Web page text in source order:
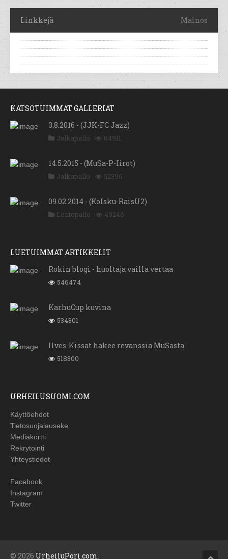
Linkkejä Mainos
KATSOTUIMMAT GALLERIAT
3.8.2016 - (JJK-FC Jazz)
Jalkapallo 64911
14.5.2015 - (MuSa-P-Iirot)
Jalkapallo 52396
09.02.2014 - (KoIsku-RaisU2)
Lentopallo 49246
LUETUIMMAT ARTIKKELIT
Rokin blogi - huoltaja vailla vertaa
546474
KarhuCup kuvina
534301
Ilves-Kissat hakee revanssia MuSasta
518300
URHEILUSUOMI.COM
Käyttöehdot
Tietosuojalauseke
Mediakortti
Rekrytointi
Yhteystiedot
Facebook
Instagram
Twitter
© 2026 UrheiluPori.com.